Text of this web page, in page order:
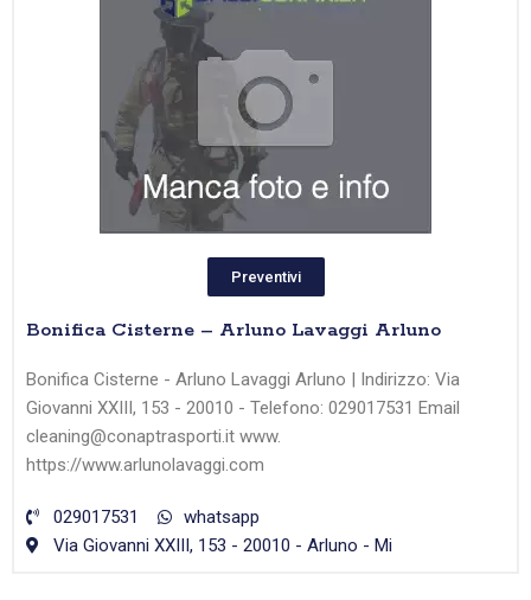
Preventivi
Bonifica Cisterne – Arluno Lavaggi Arluno
Bonifica Cisterne - Arluno Lavaggi Arluno | Indirizzo: Via
Giovanni XXIII, 153 - 20010 - Telefono: 029017531 Email
cleaning@conaptrasporti.it www.
https://www.arlunolavaggi.com
029017531
whatsapp
Via Giovanni XXIII, 153 - 20010 - Arluno - Mi